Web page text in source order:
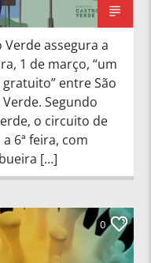
assegura a
1 de março, “um
entre São
Segundo
o circuito de
6ª feira, com
[…]
0